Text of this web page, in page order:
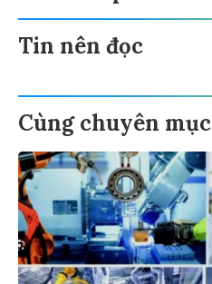
Tin nên đọc
Cùng chuyên mục